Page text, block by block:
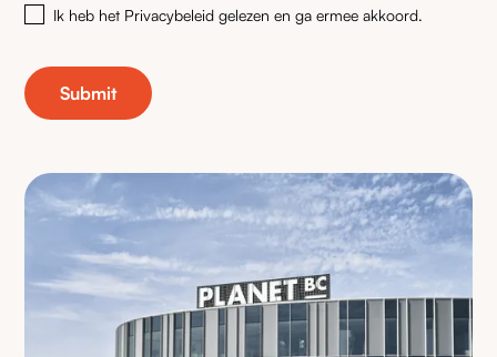
Ik heb het Privacybeleid gelezen en ga ermee akkoord.